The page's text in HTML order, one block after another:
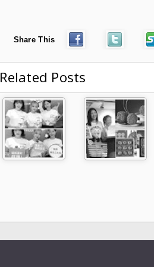
Share This
Related Posts